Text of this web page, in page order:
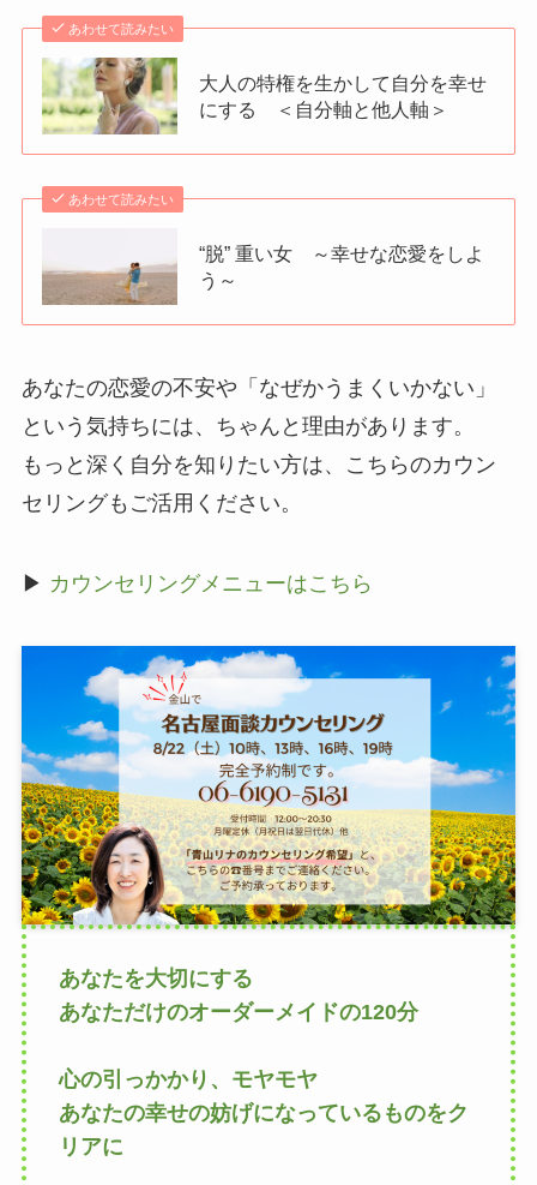
あわせて読みたい
大人の特権を生かして自分を幸せ
にする ＜自分軸と他人軸＞
あわせて読みたい
“脱” 重い女 ～幸せな恋愛をしよ
う～
あなたの恋愛の不安や「なぜかうまくいかない」
という気持ちには、ちゃんと理由があります。
もっと深く自分を知りたい方は、こちらのカウン
セリングもご活用ください。
▶ カウンセリングメニューはこちら
あなたを大切にする
あなただけのオーダーメイドの120分
心の引っかかり、モヤモヤ
あなたの幸せの妨げになっているものをク
リアに